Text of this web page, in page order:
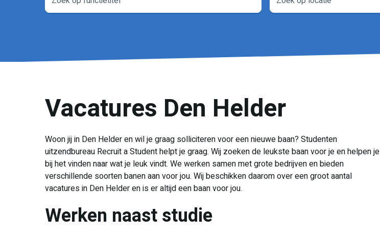
Vacatures Den Helder
Woon jij in Den Helder en wil je graag solliciteren voor een nieuwe baan? Studenten
uitzendbureau Recruit a Student helpt je graag. Wij zoeken de leukste baan voor je en helpen je
bij het vinden naar wat je leuk vindt. We werken samen met grote bedrijven en bieden
verschillende soorten banen aan voor jou. Wij beschikken daarom over een groot aantal
vacatures in Den Helder en is er altijd een baan voor jou.
Werken naast studie